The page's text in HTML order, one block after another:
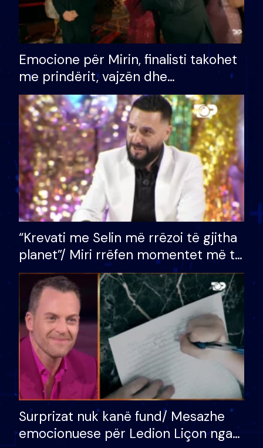
Emocione për Mirin, finalisti takohet
me prindërit, vajzën dhe
bashkëshorten: S’kemi ndonjë letër
divorci apo jo?
“Krevati me Selin më rrëzoi të gjitha
planet”/ Miri rrëfen momentet më të
bukura në shtëpinë e BB VIP: Do më
mungojë zilja e mëngjesit kur…
Surprizat nuk kanë fund/ Mesazhe
emocionuese për Ledion Liçon nga